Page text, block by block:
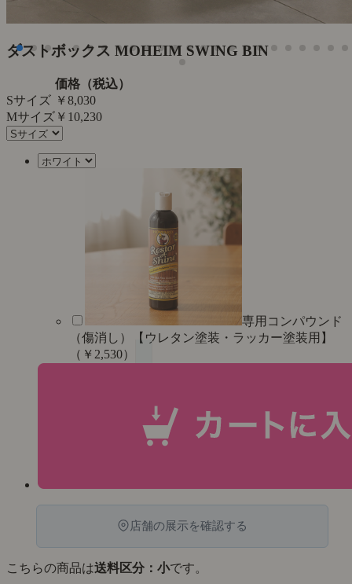
ダストボックス MOHEIM SWING BIN
価格（税込）
Sサイズ ￥8,030
Mサイズ ￥10,230
専用コンパウンド
（傷消し）【ウレタン塗装・ラッカー塗装用】
（￥2,530）
店舗の展示を確認する
こちらの商品は送料区分：小です。